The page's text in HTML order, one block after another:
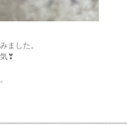
ました。
❣